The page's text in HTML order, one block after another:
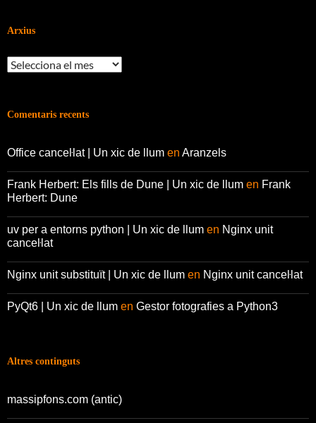
Arxius
Arxius
Comentaris recents
Office canceŀlat | Un xic de llum en Aranzels
Frank Herbert: Els fills de Dune | Un xic de llum en Frank
Herbert: Dune
uv per a entorns python | Un xic de llum en Nginx unit
canceŀlat
Nginx unit substituït | Un xic de llum en Nginx unit canceŀlat
PyQt6 | Un xic de llum en Gestor fotografies a Python3
Altres continguts
massipfons.com (antic)